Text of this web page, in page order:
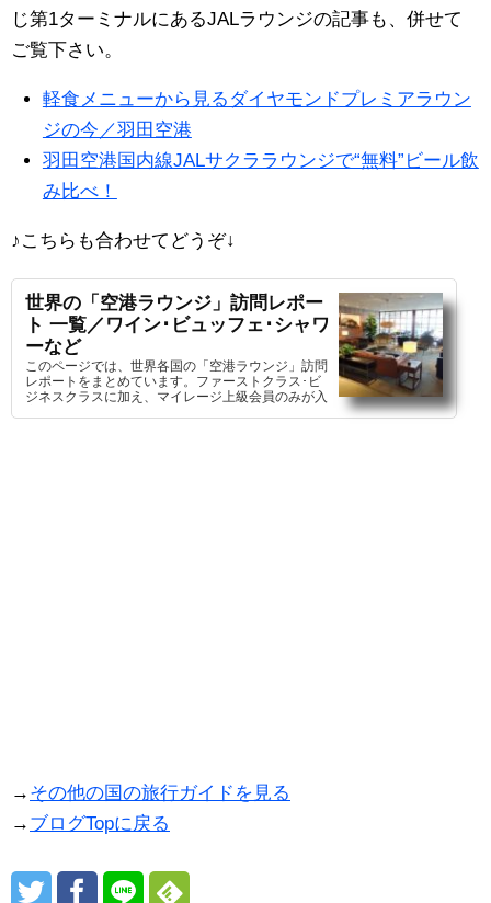
じ第1ターミナルにあるJALラウンジの記事も、併せて
ご覧下さい。
軽食メニューから見るダイヤモンドプレミアラウン
ジの今／羽田空港
羽田空港国内線JALサクララウンジで“無料”ビール飲
み比べ！
♪こちらも合わせてどうぞ↓
世界の「空港ラウンジ」訪問レポー
ト 一覧／ワイン･ビュッフェ･シャワ
ーなど
このページでは、世界各国の「空港ラウンジ」訪問
レポートをまとめています。ファーストクラス･ビ
ジネスクラスに加え、マイレージ上級会員のみが入
→ その他の国の旅行ガイドを見る
→ ブログTopに戻る